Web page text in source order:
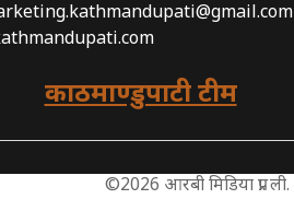
काठमाण्डुपाटी टीम
©2026 आरबी मिडिया प्रा. ली.